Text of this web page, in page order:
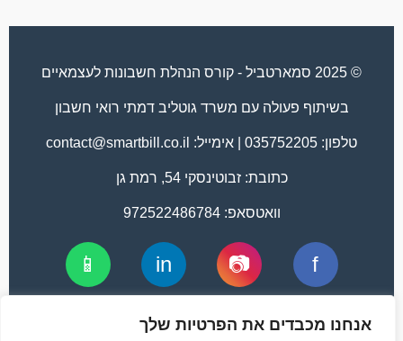
אנחנו מכבדים את הפרטיות שלך
© 2025 סמארטביל - קורס הנהלת חשבונות לעצמאיים
בשיתוף פעולה עם משרד גוטליב דמתי רואי חשבון
טלפון: 035752205 | אימייל: contact@smartbill.co.il
כתובת: זבוטינסקי 54, רמת גן
וואטסאפ: 972522486784
f
📷
in
📱